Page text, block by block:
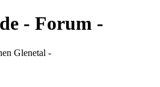
- Forum -
Glenetal -